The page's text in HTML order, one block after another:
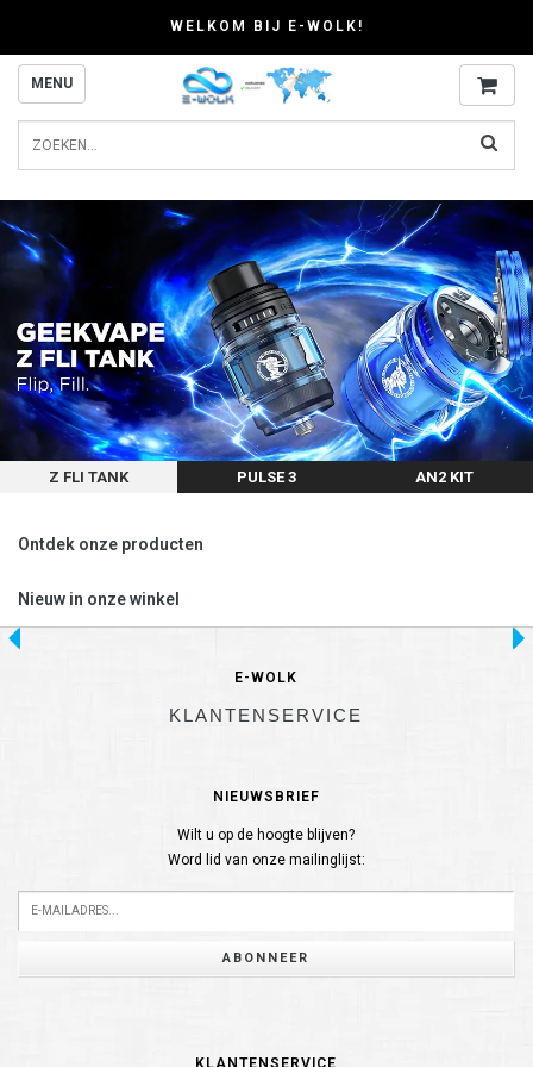
WELKOM BIJ E-WOLK!
MENU
Z FLI TANK PULSE 3 AN2 KIT
Ontdek onze producten
Nieuw in onze winkel
E-WOLK
KLANTENSERVICE
NIEUWSBRIEF
Wilt u op de hoogte blijven?
Word lid van onze mailinglijst:
ABONNEER
KLANTENSERVICE